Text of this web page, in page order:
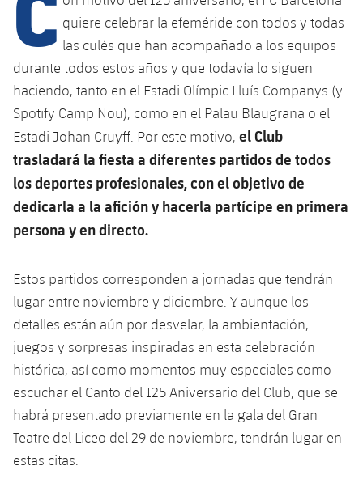
plusicon
más
Instalaciones
Spotify Camp Nou
Palau Blaugrana
Estadi Johan Cruyff
Barça Cafe
La Masia
plusicon
más
Servicios
Servicios Médicos
Accesibilidad
Acreditaciones
Instalaciones
SUB13
SUB12
SUB11 A
SUB11 B
SUB10 A
SUB10 B
SUB9 A
SUB8 A
SUB8 B
SUB13 B
SUB12 C
SUB11 C
Entradas
Gameday Shows
Resultados
Clasificación
Jugadores
Historia
Palmarés
Base
Barça Atlètic
Junior
Cadete A
Cadete B
Infantil A
Campus Verano
PLUSICON
MÁS
Primer Equipo
plusicon
más
Actualidad
Calendario
Entradas
Clasificaciones
Fotos
Historia
Palmarés
Barça Atlètic
plusicon
más
Actualidad
Calendario
Clasificaciones
Jugadores
Base
plusicon
más
Actualidad
Cadete A
Cadete B
Infantil A
PLUSICON
MÁS
Primer equipo
plusicon
más
Calendario
Entradas
Resultados
Barça Atlètic
plusicon
más
Actualidad
Calendario
Resultados
plusicon
más
Juvenil
PLUSICON
MÁS
quiere celebrar la efeméride con todos y todas
las culés que han acompañado a los equipos
durante todos estos años y que todavía lo siguen
haciendo, tanto en el Estadi Olímpic Lluís Companys (y
Spotify Camp Nou), como en el Palau Blaugrana o el
Estadi Johan Cruyff. Por este motivo, el Club
trasladará la fiesta a diferentes partidos de todos
los deportes profesionales, con el objetivo de
dedicarla a la afición y hacerla partícipe en primera
persona y en directo.
Estos partidos corresponden a jornadas que tendrán
lugar entre noviembre y diciembre. Y aunque los
detalles están aún por desvelar, la ambientación,
juegos y sorpresas inspiradas en esta celebración
histórica, así como momentos muy especiales como
escuchar el Canto del 125 Aniversario del Club, que se
habrá presentado previamente en la gala del Gran
Teatre del Liceo del 29 de noviembre, tendrán lugar en
estas citas.